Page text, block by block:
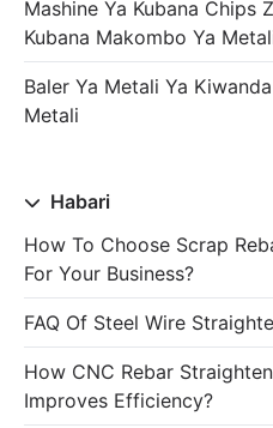
Mashine Ya Kubana Chips
Kubana Makombo Ya
Baler Ya Metali Ya
Metali
Habari
How To Choose Scrap
For Your Business?
FAQ Of Steel Wire
How CNC Rebar
Improves Efficiency?